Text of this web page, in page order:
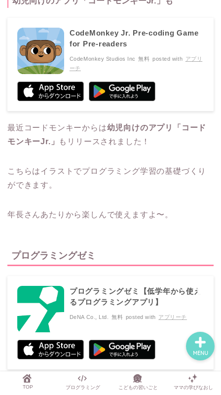
CodeMonkey Jr. Pre-coding Game
for Pre-readers
CodeMonkey Studios Inc 無料 posted with アプリ
ーチ
最近コードモンキーからは幼児向けのアプリ「コード
モンキーJr.」
もリリースされました！
こちらはイラストでプログラミング学習の基礎づくり
ができます。
年長さんあたりから楽しんで使えますよ〜。
プログラミングゼミ
プログラミングゼミ【低学年から使え
るプログラミングアプリ】
DeNA Co., Ltd. 無料 posted with アプリーチ
Twitterで最初に紹介したプログラミング学習系アプリ
TOP プログラミング こどもの習いごと ママの学びなおし
MENU
TOP
こどもの習いごと
ママの学びなおし